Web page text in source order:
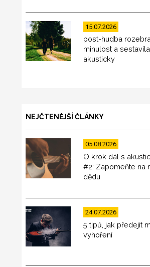
15.07.2026
post-hudba
minulost a
akusticky
NEJČTENĚJŠÍ ČLÁNKY
05.08.2026
O krok dál s
#2: Zapomeňte na
dědu
24.07.2026
5 tipů, jak předejít
vyhoření